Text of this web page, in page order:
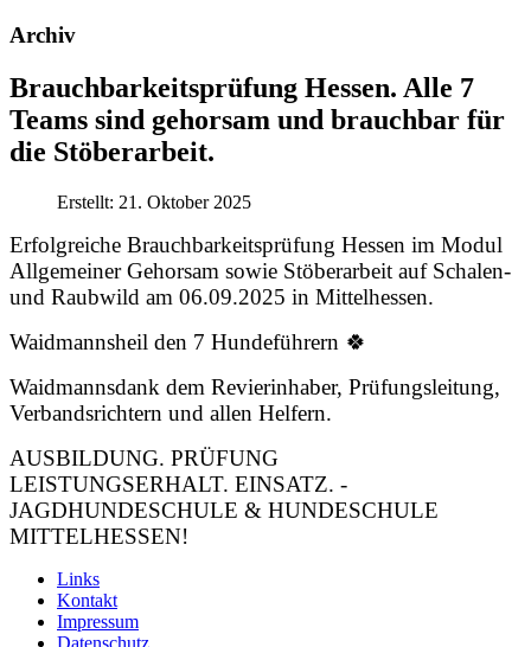
Archiv
Brauchbarkeitsprüfung Hessen. Alle 7
Teams sind gehorsam und brauchbar für
die Stöberarbeit.
Erstellt: 21. Oktober 2025
Erfolgreiche Brauchbarkeitsprüfung Hessen im Modul
Allgemeiner Gehorsam sowie Stöberarbeit auf Schalen-
und Raubwild am 06.09.2025 in Mittelhessen.
Waidmannsheil den 7 Hundeführern 🍀
Waidmannsdank dem Revierinhaber, Prüfungsleitung,
Verbandsrichtern und allen Helfern.
AUSBILDUNG. PRÜFUNG
LEISTUNGSERHALT. EINSATZ. -
JAGDHUNDESCHULE & HUNDESCHULE
MITTELHESSEN!
Links
Kontakt
Impressum
Datenschutz